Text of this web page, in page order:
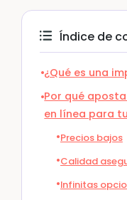
Índice de
¿Qué es una
Por qué
en línea para
Precios bajos
Calidad
Infinitas